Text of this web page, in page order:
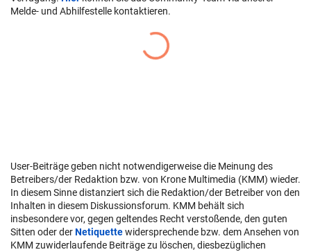
Melde- und Abhilfestelle kontaktieren.
User-Beiträge geben nicht notwendigerweise die Meinung des
Betreibers/der Redaktion bzw. von Krone Multimedia (KMM) wieder.
In diesem Sinne distanziert sich die Redaktion/der Betreiber von den
Inhalten in diesem Diskussionsforum. KMM behält sich
insbesondere vor, gegen geltendes Recht verstoßende, den guten
Sitten oder derNetiquettewidersprechende bzw. dem Ansehen von
KMM zuwiderlaufende Beiträge zu löschen, diesbezüglichen